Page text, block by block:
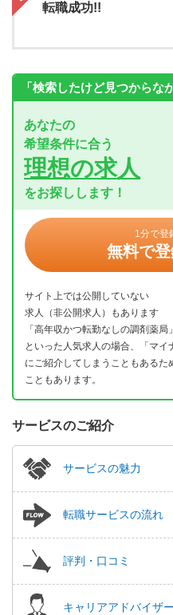
転職成功!!
「検索したけど見つからな
あなたの
希望条件に合う
理想の求人
をお探しします！
1分で登
無料で登
サイト上では公開していない
求人（非公開求人）もあります
「高年収かつ転勤なしの調剤薬
といった人気求人の場合、「マ
にご紹介してしまうこともある
こともあります。
サービスのご紹介
サービスの魅力
転職サービスの流れ
評判・口コミ
キャリアアドバイザ